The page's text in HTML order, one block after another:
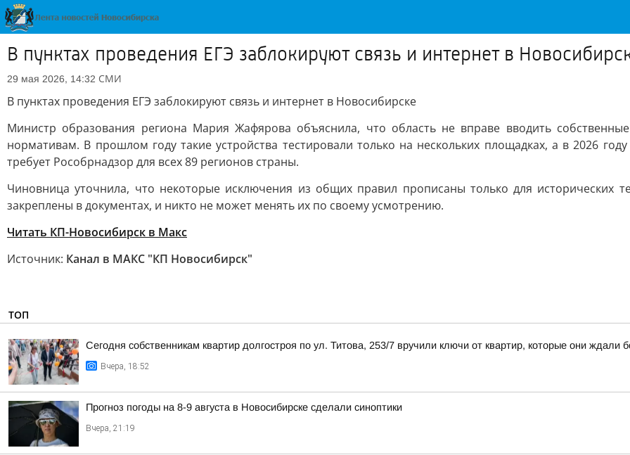
В пунктах проведения ЕГЭ заблокируют связь и интернет в
29 мая 2026, 14:32 СМИ
В пунктах проведения ЕГЭ заблокируют связь и интернет в Новосибирске
Министр образования региона Мария Жафярова объяснила, что область не вправе вводить
нормативам. В прошлом году такие устройства тестировали только на нескольких площадках, а в 2026
требует Рособрнадзор для всех 89 регионов страны.
Чиновница уточнила, что некоторые исключения из общих правил прописаны только для исторических
закреплены в документах, и никто не может менять их по своему усмотрению.
Читать КП-Новосибирск в Mакс
Источник: Канал в МАКС "КП Новосибирск"
ТОП
Сегодня собственникам квартир долгостроя по ул. Титова, 253/7 вручили ключи от квартир, которые они ждали
Вчера, 18:52
Прогноз погоды на 8-9 августа в Новосибирске сделали синоптики
Вчера, 21:19